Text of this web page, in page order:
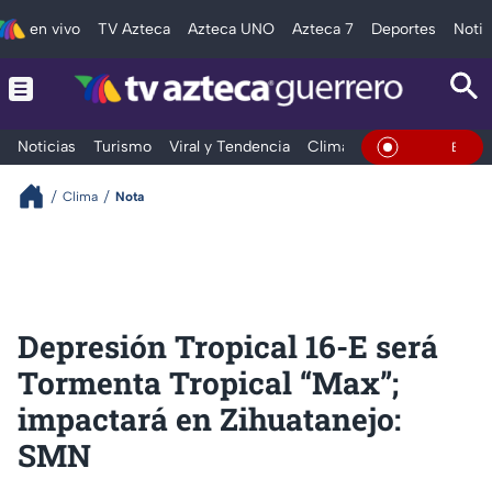
en vivo TV Azteca Azteca UNO Azteca 7 Deportes
Noticias Turismo Viral y Tendencia Clima Deportes En Vivo
Clima Nota
Depresión Tropical 16-E será
Tormenta Tropical “Max”;
impactará en Zihuatanejo:
SMN